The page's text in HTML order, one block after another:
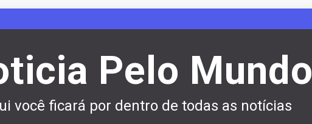
Pelo Mundo
você ficará por dentro de todas as notícias